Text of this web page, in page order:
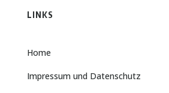
LINKS
Home
Impressum und Datenschutz